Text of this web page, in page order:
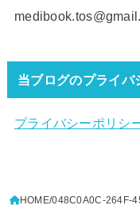
当ブログのプライバ
プライバシーポリシ
HOME 048C0A0C-264F-